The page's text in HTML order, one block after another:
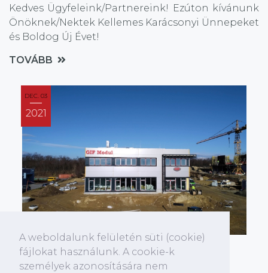
A weboldalunk felületén süti (cookie)
fájlokat használunk. A cookie-k
személyek azonosítására nem
Kedves Ügyfeleink/Partnereink! Ezúton kívánunk
Önöknek/Nektek Kellemes Karácsonyi Ünnepeket
és Boldog Új Évet!
TOVÁBB
Új gödöllői telephelyünk építése
töretlenül zajlik
DEC. 03
2021